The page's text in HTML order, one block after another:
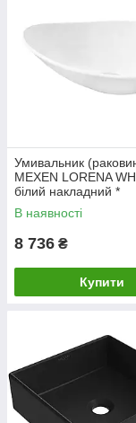
Умивальник
MEXEN LORENA
білий накладний *
В наявності
8 736 ₴
Купити